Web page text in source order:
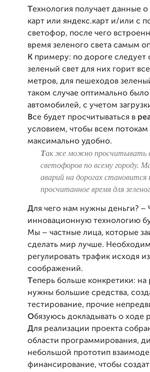
Технология получает данные
карт или яндекс.карт и/или с
светофор, после чего
время зеленого света самым
К примеру: по дороге следует
зеленый свет для них горит
метров, для пешеходов
таком случае оптимально
автомобилей, с учетом
Все будет просчитываться в
условием, чтобы всем
максимально удобно.
Так же можно просчитывать
светофоров по всему городу.
аварий на дорогах становится
просчитанное время для
Для чего нам нужны деньги? –
инновационную технологию
Мы – частные лица, которые
сделать мир лучше.
регулировать трафик исходя
соображений.
Теперь больше конкретики: на
нужны большие средства,
тестирование, прочие
Обязуюсь докладывать о ходе
Для реализации проекта
области программирования,
небольшой прототип
финансирование, чтобы